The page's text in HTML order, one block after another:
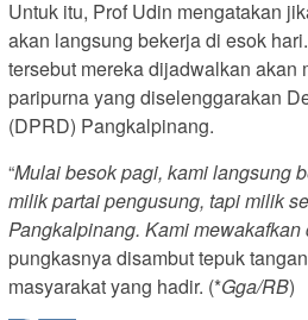
Untuk itu, Prof Udin mengatakan
akan langsung bekerja di esok
tersebut mereka dijadwalkan akan
paripurna yang diselenggarakan
(DPRD) Pangkalpinang.
“Mulai besok pagi, kami langsung
milik partai pengusung, tapi milik
Pangkalpinang. Kami mewakafkan
pungkasnya disambut tepuk
masyarakat yang hadir. (*Gga/RB)